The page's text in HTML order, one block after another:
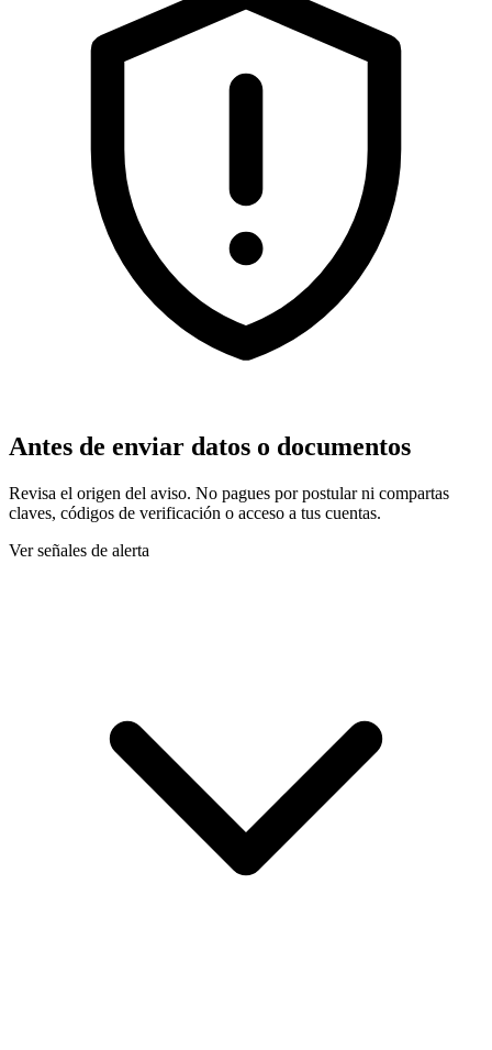
Antes de enviar datos o documentos
Revisa el origen del aviso. No pagues por postular ni compartas
claves, códigos de verificación o acceso a tus cuentas.
Ver señales de alerta